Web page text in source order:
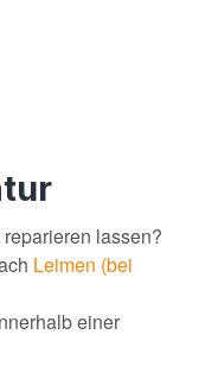
lassen?
Leimen (bei
einer